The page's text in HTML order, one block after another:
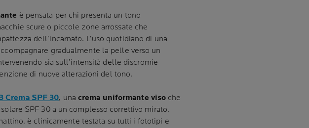
è pensata per chi presenta un tono
scure o piccole zone arrossate che
dell’incarnato. L’uso quotidiano di una
gradualmente la pelle verso un
sia sull’intensità delle discromie
di nuove alterazioni del tono.
Crema SPF 30, una crema uniformante viso che
SPF 30 a un complesso correttivo mirato.
è clinicamente testata su tutti i fototipi e